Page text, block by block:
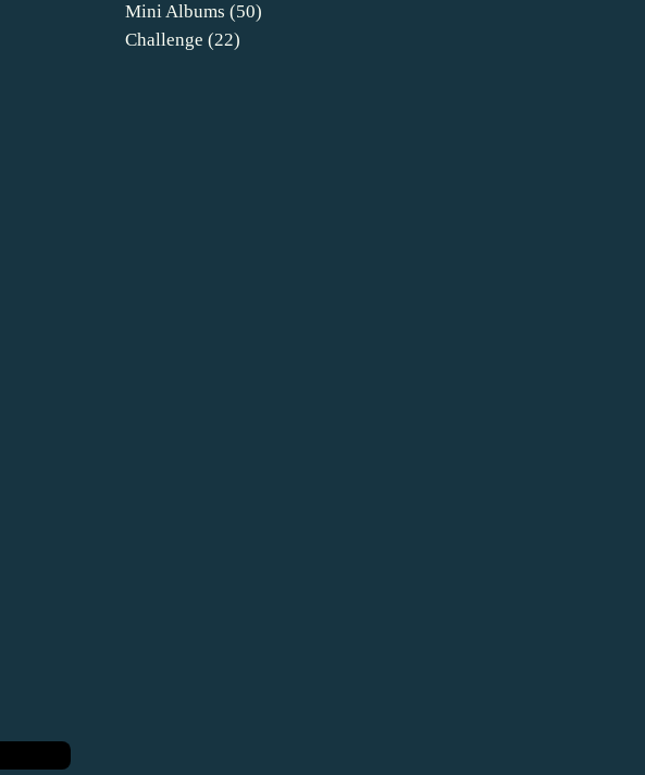
Mini Albums (50)
Challenge (22)